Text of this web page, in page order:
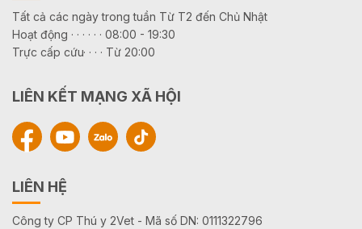
Tất cả các ngày trong tuần Từ T2 đến Chủ Nhật
Hoạt động · · · · · · 08:00 - 19:30
Trực cấp cứu· · · · Từ 20:00
LIÊN KẾT MẠNG XÃ HỘI
LIÊN HỆ
Công ty CP Thú y 2Vet - Mã số DN: 0111322796